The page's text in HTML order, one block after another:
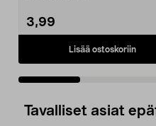
3,99
Lisää ostoskoriin
Tavalliset asiat